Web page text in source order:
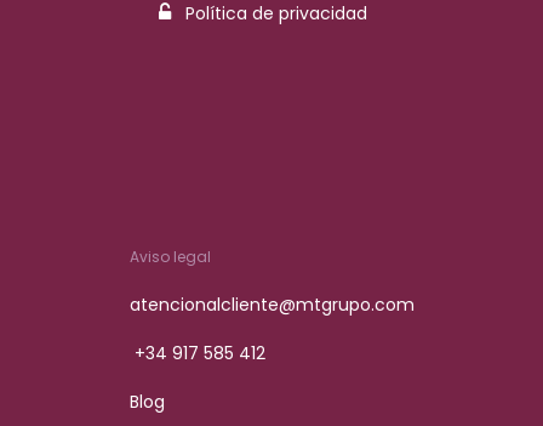
Política de privacidad
Aviso legal
atencionalcliente@mtgrupo.com
+34 917 585 412
Blog